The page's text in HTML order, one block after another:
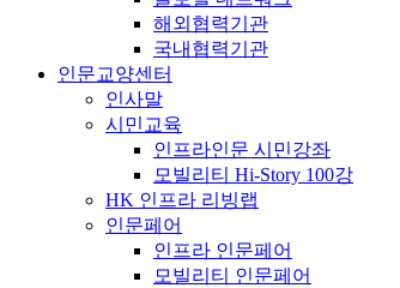
해외협력기관
국내협력기관
인문교양센터
인사말
시민교육
인프라인문 시민강좌
모빌리티 Hi-Story 100강
HK 인프라 리빙랩
인문페어
인프라 인문페어
모빌리티 인문페어